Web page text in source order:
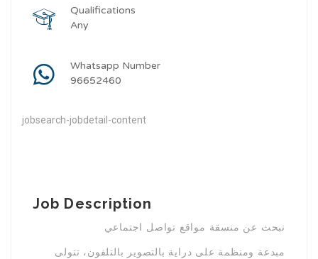
Qualifications
Any
Whatsapp Number
96652460
jobsearch-jobdetail-content
Job Description
نبحث عن منسقة مواقع تواصل اجتماعي
مبدعة ومنظمة على دراية بالتصوير بالتلفون، تتولى